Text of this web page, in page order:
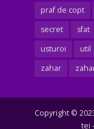
praf de copt
secret
sfat
usturoi
util
zahar
Copyright ©
tei -